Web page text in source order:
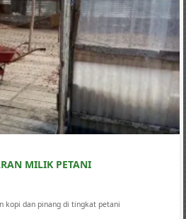
MILIK PETANI
kopi dan pinang di tingkat petani